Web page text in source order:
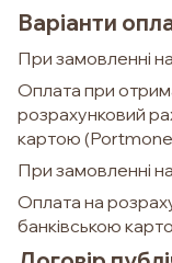
Варіанти
При замовленні
Оплата при
розрахунковий
картою
При замовленні
Оплата на
банківською